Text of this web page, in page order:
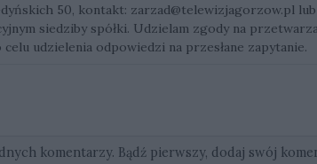
50, kontakt: zarzad@telewizjagorzow.pl
siedziby spółki. Udzielam zgody na
udzielenia odpowiedzi na przesłane zapytanie.
komentarzy. Bądź pierwszy, dodaj swój